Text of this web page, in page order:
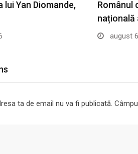
lui Yan Diomande,
Românul
națională
august
ta de email nu va fi publicată.